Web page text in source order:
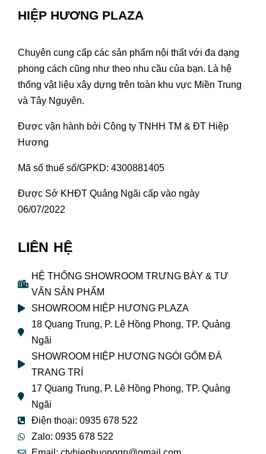
HIỆP HƯƠNG PLAZA
Chuyên cung cấp các sản phẩm nội thất với đa dạng
phong cách cũng như theo nhu cầu của bạn. Là hệ
thống vật liệu xây dựng trên toàn khu vực Miền Trung
và Tây Nguyên.
Được vận hành bởi Công ty TNHH TM & ĐT Hiệp
Hương
Mã số thuế số/GPKD: 4300881405
Được Sở KHĐT Quảng Ngãi cấp vào ngày
06/07/2022
LIÊN HỆ
HỆ THỐNG SHOWROOM TRƯNG BÀY & TƯ
VẤN SẢN PHẨM
SHOWROOM HIỆP HƯƠNG PLAZA
18 Quang Trung, P. Lê Hồng Phong, TP. Quảng
Ngãi
SHOWROOM HIỆP HƯƠNG NGÓI GỐM ĐÁ
TRANG TRÍ
17 Quang Trung, P. Lê Hồng Phong, TP. Quảng
Ngãi
Điện thoại: 0935 678 522
Zalo: 0935 678 522